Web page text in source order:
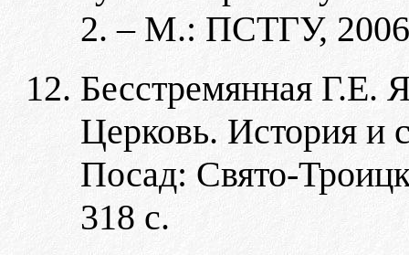
2. – М.: ПСТГУ,
Бесстремянная Г.Е.
Церковь. История и
Посад: Свято-
318 с.